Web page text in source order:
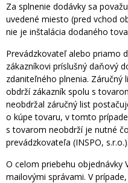
Za splnenie dodávky sa
uvedené miesto (pred vchod
nie je inštalácia dodaného
Prevádzkovateľ alebo priamo
zákazníkovi príslušný daňový
zdaniteľného plnenia. Záručný
obdrží zákazník spolu s
neobdržal záručný list
o kúpe tovaru, v tomto
s tovarom neobdrží je nutné
prevádzkovateľa (INSPO, s.r.o.).
O celom priebehu objednávky
mailovými správami. V